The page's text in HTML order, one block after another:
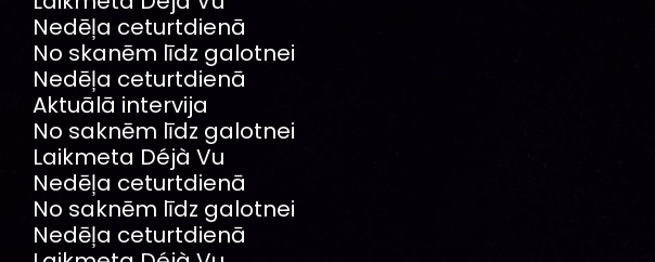
Nedēļa ceturtdienā
No skanēm līdz galotnei
Nedēļa ceturtdienā
Aktuālā intervija
No saknēm līdz galotnei
Laikmeta Déjà Vu
Nedēļa ceturtdienā
No saknēm līdz galotnei
Nedēļa ceturtdienā